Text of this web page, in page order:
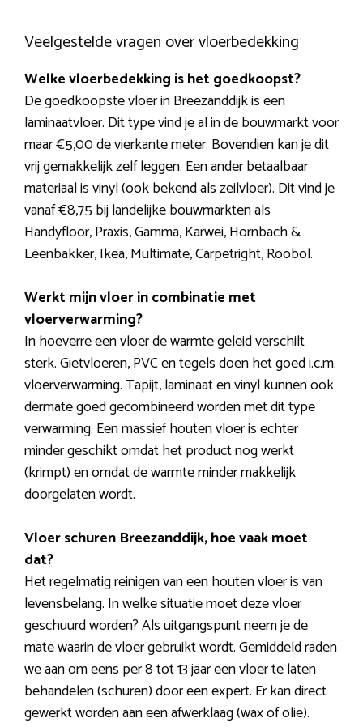
Veelgestelde vragen over vloerbedekking
Welke vloerbedekking is het goedkoopst?
De goedkoopste vloer in Breezanddijk is een
laminaatvloer. Dit type vind je al in de bouwmarkt voor
maar €5,00 de vierkante meter. Bovendien kan je dit
vrij gemakkelijk zelf leggen. Een ander betaalbaar
materiaal is vinyl (ook bekend als zeilvloer). Dit vind je
vanaf €8,75 bij landelijke bouwmarkten als
Handyfloor, Praxis, Gamma, Karwei, Hornbach &
Leenbakker, Ikea, Multimate, Carpetright, Roobol.
Werkt mijn vloer in combinatie met
vloerverwarming?
In hoeverre een vloer de warmte geleid verschilt
sterk. Gietvloeren, PVC en tegels doen het goed i.c.m.
vloerverwarming. Tapijt, laminaat en vinyl kunnen ook
dermate goed gecombineerd worden met dit type
verwarming. Een massief houten vloer is echter
minder geschikt omdat het product nog werkt
(krimpt) en omdat de warmte minder makkelijk
doorgelaten wordt.
Vloer schuren Breezanddijk, hoe vaak moet
dat?
Het regelmatig reinigen van een houten vloer is van
levensbelang. In welke situatie moet deze vloer
geschuurd worden? Als uitgangspunt neem je de
mate waarin de vloer gebruikt wordt. Gemiddeld raden
we aan om eens per 8 tot 13 jaar een vloer te laten
behandelen (schuren) door een expert. Er kan direct
gewerkt worden aan een afwerklaag (wax of olie).